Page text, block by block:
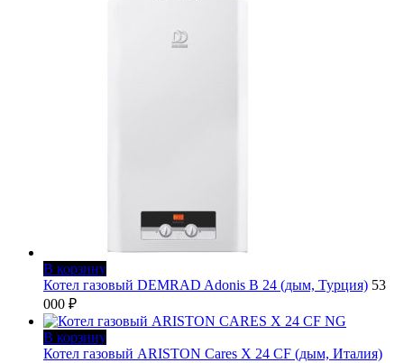
В корзину
Котел газовый DEMRAD Adonis B 24 (дым, Турция) 53
000 ₽
В корзину
Котел газовый ARISTON Cares X 24 CF (дым, Италия)